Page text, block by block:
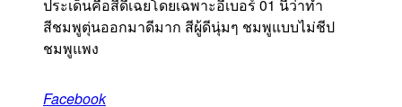
ประเด็นคือสีดีเฉยโดยเฉพาะอีเบอร์ 01 นี้ว่าทำ
สีชมพูตุ่นออกมาดีมาก สีผู้ดีนุ่มๆ ชมพูแบบไม่ชีป
ชมพูแพง
Facebook